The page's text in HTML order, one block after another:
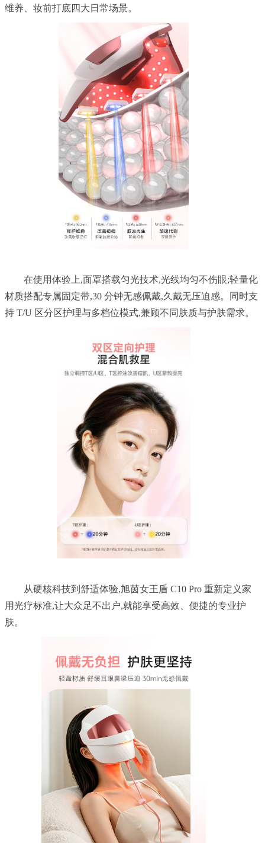
材质搭配专属固定带,30 分钟无感佩戴,久戴无压迫感。同时支
用光疗标准,让大众足不出户,就能享受高效、便捷的专业护